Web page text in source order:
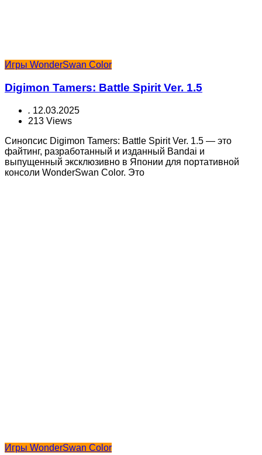
Игры WonderSwan Color
Digimon Tamers: Battle Spirit Ver. 1.5
. 12.03.2025
213 Views
Синопсис Digimon Tamers: Battle Spirit Ver. 1.5 — это
файтинг, разработанный и изданный Bandai и
выпущенный эксклюзивно в Японии для портативной
консоли WonderSwan Color. Это
Игры WonderSwan Color